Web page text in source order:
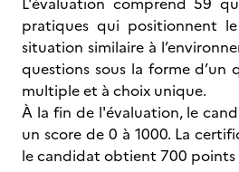
pratiques qui positionnent
situation similaire à
questions sous la forme d’un
multiple et à choix unique.
À la fin de l'évaluation, le
un score de 0 à 1000. La
le candidat obtient 700 points